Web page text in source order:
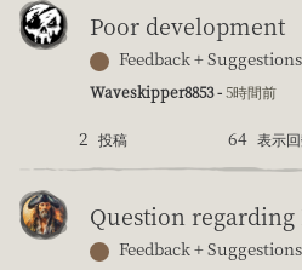
Poor development
Feedback + Suggestions
Waveskipper8853 -5時間前
2 投稿 64 表示
Question regarding
Feedback + Suggestions